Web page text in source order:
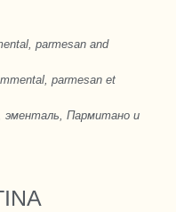
parmesan and
parmesan et
эменталь, Пармитано и